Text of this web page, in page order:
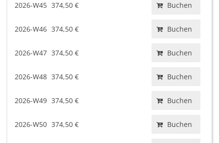
2026-W45 374,50 € Buchen
2026-W46 374,50 € Buchen
2026-W47 374,50 € Buchen
2026-W48 374,50 € Buchen
2026-W49 374,50 € Buchen
2026-W50 374,50 € Buchen